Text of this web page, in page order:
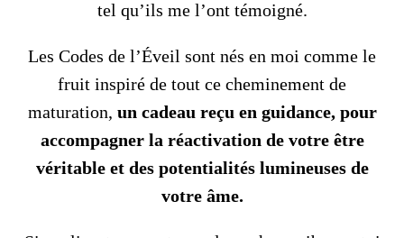
tel qu’ils me l’ont témoigné.
Les Codes de l’Éveil sont nés en moi comme le
fruit inspiré de tout ce cheminement de
maturation, un cadeau reçu en guidance, pour
accompagner la réactivation de votre être
véritable et des potentialités lumineuses de
votre âme.